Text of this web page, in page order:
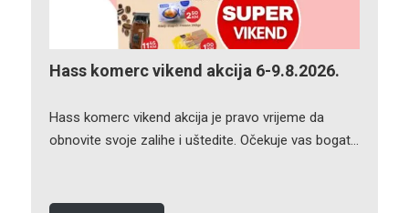
Hass komerc vikend akcija 6-9.8.2026.
Hass komerc vikend akcija je pravo vrijeme da
obnovite svoje zalihe i uštedite. Očekuje vas bogat…